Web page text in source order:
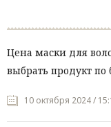
Цена маски для
выбрать продукт по
10 октября 2024 /